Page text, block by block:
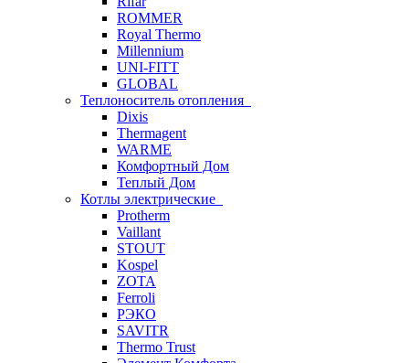
ROMMER
Royal Thermo
Millennium
UNI-FITT
GLOBAL
Теплоноситель отопления
Dixis
Thermagent
WARME
Комфортный Дом
Теплый Дом
Котлы электрические
Protherm
Vaillant
STOUT
Kospel
ZOTA
Ferroli
РЭКО
SAVITR
Thermo Trust